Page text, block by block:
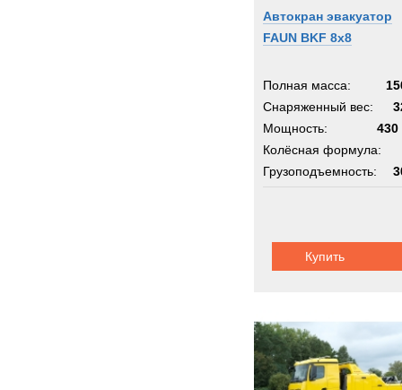
Автокран эвакуатор
FAUN BKF 8x8
Полная масса:
Снаряженный вес:
Мощность:
430
Колёсная формула:
Грузоподъемность:
Купить